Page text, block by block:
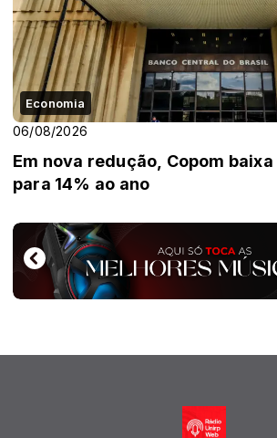
Economia
06/08/2026
Em nova redução, Copom
para 14% ao ano